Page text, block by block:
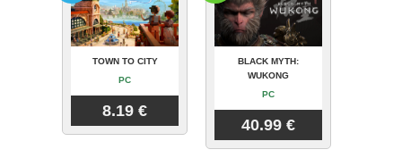
TOWN TO CITY
PC
8.19 €
BLACK MYTH:
WUKONG
PC
40.99 €